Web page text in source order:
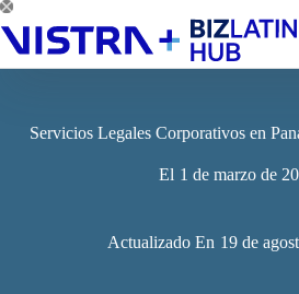
Saltar
al
contenido
Servicios Legales Corporativos en
El 1 de marzo de
Actualizado En 19 de